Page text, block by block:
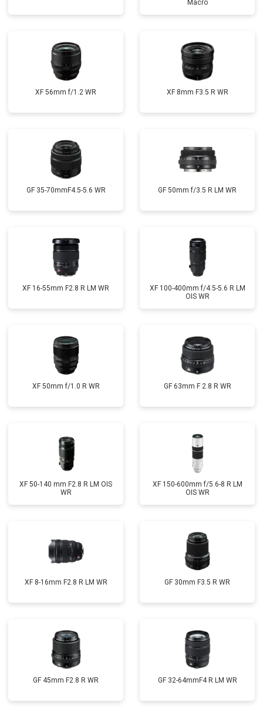
Macro
XF 56mm f/1.2 WR XF 8mm F3.5 R WR
GF 35-70mmF4.5-5.6 WR GF 50mm f/3.5 R LM WR
XF 16-55mm F2.8 R LM WR
XF 100-400mm f/4.5-5.6 R LM
OIS WR
XF 50mm f/1.0 R WR GF 63mm F 2.8 R WR
XF 50-140 mm F2.8 R LM OIS
WR
XF 150-600mm f/5.6-8 R LM
OIS WR
XF 8-16mm F2.8 R LM WR GF 30mm F3.5 R WR
GF 45mm F2.8 R WR GF 32-64mmF4 R LM WR